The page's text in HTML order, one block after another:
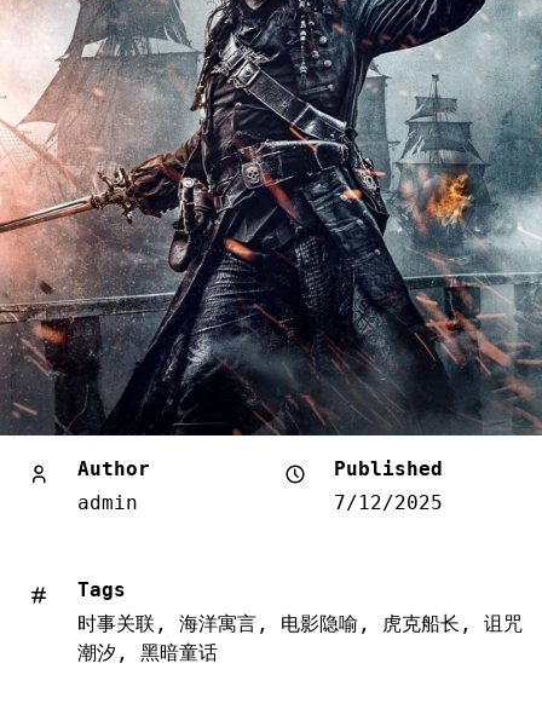
Author
admin
Published
7/12/2025
Tags
时事关联 , 海洋寓言 , 电影隐喻 , 虎克船长 , 诅咒
潮汐 , 黑暗童话